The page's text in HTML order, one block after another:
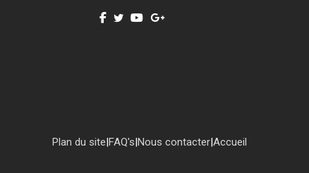
Accueil
|
Nous contacter
|
FAQ's
|
Plan du site